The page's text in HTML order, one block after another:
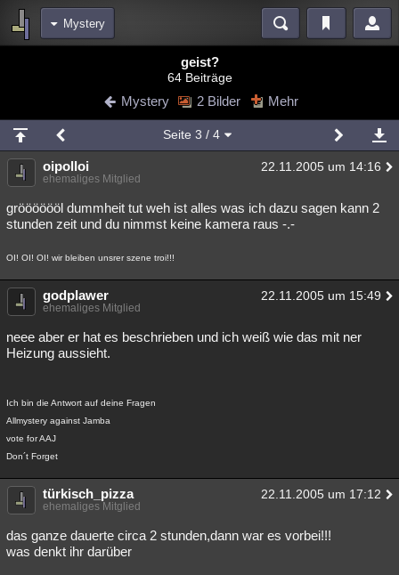
Mystery
Blogs
Chat Wiki Neuigkeiten
meine Rubriken
Menschen Mystery Kriminalfälle
Spiritualität Verschwörungen Technologie Ufologie
Philosophie Träume Literatur
Astronomie Helpdesk Gruppen Gaming Filme
Musik
Besucht Teilgenommen
Lesenswert
geist?
64 Beiträge
Mystery 2 Bilder Mehr
Seite 3 / 4
oipolloi 22.11.2005 um 14:16
ehemaliges Mitglied
grööööööl dummheit tut weh ist alles was ich dazu sagen kann 2
stunden zeit und du nimmst keine kamera raus -.-
OI! OI! OI! wir bleiben unsrer szene troi!!!
godplawer 22.11.2005 um 15:49
ehemaliges Mitglied
neee aber er hat es beschrieben und ich weiß wie das mit ner
Heizung aussieht.
Ich bin die Antwort auf deine Fragen
Allmystery against Jamba
vote for AAJ
Don´t Forget
türkisch_pizza 22.11.2005 um 17:12
ehemaliges Mitglied
das ganze dauerte circa 2 stunden,dann war es vorbei!!!
was denkt ihr darüber